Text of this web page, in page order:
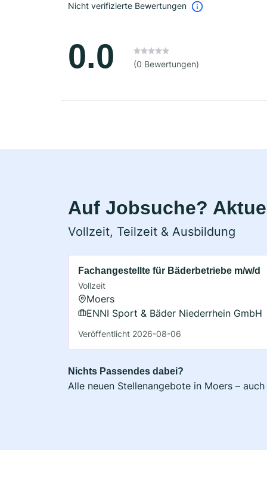
Nicht verifizierte Bewertungen
0.0 (0 Bewertungen)
Auf Jobsuche?
Vollzeit, Teilzeit & Ausbildung
Fachangestellte für Bäderbetriebe m/w/d
Vollzeit
Moers
ENNI Sport & Bäder Niederrhein GmbH
Veröffentlicht 2026-08-06
Nichts Passendes dabei?
Alle neuen Stellenangebote in Moers –